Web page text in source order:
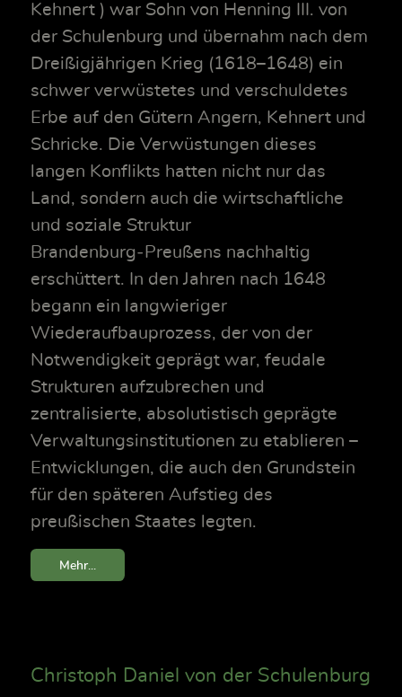
Kehnert ) war Sohn von Henning III. von
der Schulenburg und übernahm nach dem
Dreißigjährigen Krieg (1618–1648) ein
schwer verwüstetes und verschuldetes
Erbe auf den Gütern Angern, Kehnert und
Schricke. Die Verwüstungen dieses
langen Konflikts hatten nicht nur das
Land, sondern auch die wirtschaftliche
und soziale Struktur
Brandenburg‑Preußens nachhaltig
erschüttert. In den Jahren nach 1648
begann ein langwieriger
Wiederaufbauprozess, der von der
Notwendigkeit geprägt war, feudale
Strukturen aufzubrechen und
zentralisierte, absolutistisch geprägte
Verwaltungsinstitutionen zu etablieren –
Entwicklungen, die auch den Grundstein
für den späteren Aufstieg des
preußischen Staates legten.
Mehr...
Christoph Daniel von der Schulenburg